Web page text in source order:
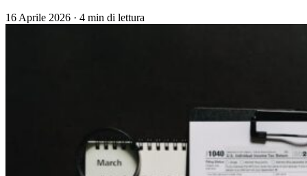
16 Aprile 2026 · 4 min di lettura